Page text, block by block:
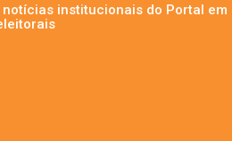
notícias institucionais do Portal em